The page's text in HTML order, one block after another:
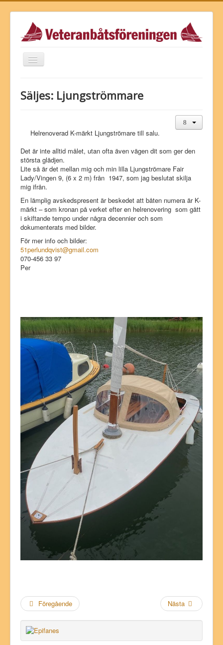
Toggle
Navigation
Veteranbåts-arkivet
-festivalen
Tidningen
Marknaden
Butiken
Biblioteket
Säljes: Ljungströmmare
Helrenoverad K-märkt Ljungströmare till salu.
Det är inte alltid målet, utan ofta även vägen dit som ger den
största glädjen.
Lite så är det mellan mig och min lilla Ljungströmare Fair
Lady/Vingen 9, (6 x 2 m) från 1947, som jag beslutat skilja
mig ifrån.
En lämplig avskedspresent är beskedet att båten numera är K-
märkt – som kronan på verket efter en helrenovering som gått
i skiftande tempo under några decennier och som
dokumenterats med bilder.
För mer info och bilder:
51perlundqvist@gmail.com
070-456 33 97
Per
Föregående Nästa